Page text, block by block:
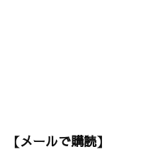
【メールで購読】